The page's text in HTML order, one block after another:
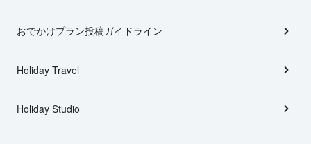
おでかけプラン投稿ガイドライン
Holiday Travel
Holiday Studio